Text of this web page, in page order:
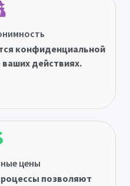
конфиденциальной
ваших действиях.
цены
позволяют